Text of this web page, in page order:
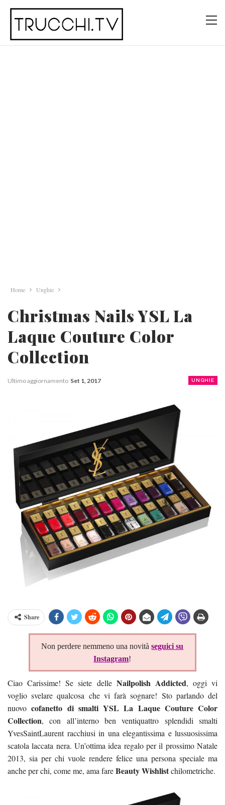
Home Unghie
Christmas Nails YSL La
Laque Couture Color
Collection
UNGHIE
Ultimo aggiornamento Set 1, 2017
Share
Non perdere nemmeno una novitàseguici su
Instagram!
Ciao Carissime! Se siete delle Nailpolish Addicted, oggi vi
voglio svelare qualcosa che vi farà sognare! Sto parlando del
nuovocofanetto di smalti YSL La Laque Couture Color
Collection, con all’interno ben ventiquattro splendidi smalti
YvesSaintLaurent racchiusi in una elegantissima e lussuosissima
scatola laccata nera. Un’ottima idea regalo per il prossimo Natale
2013, sia per chi vuole rendere felice una persona speciale ma
anche per chi, come me, ama fareBeauty Wishlistchilometriche.